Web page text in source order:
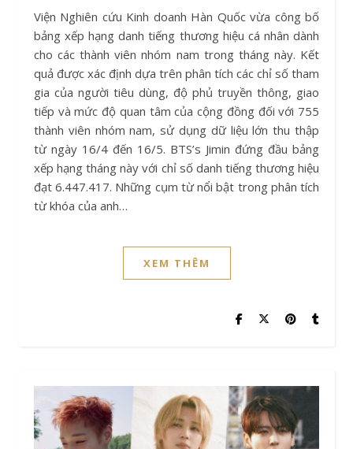
Viện Nghiên cứu Kinh doanh Hàn Quốc vừa công bố
bảng xếp hạng danh tiếng thương hiệu cá nhân dành
cho các thành viên nhóm nam trong tháng này. Kết
quả được xác định dựa trên phân tích các chỉ số tham
gia của người tiêu dùng, độ phủ truyền thông, giao
tiếp và mức độ quan tâm của cộng đồng đối với 755
thành viên nhóm nam, sử dụng dữ liệu lớn thu thập
từ ngày 16/4 đến 16/5. BTS’s Jimin đứng đầu bảng
xếp hạng tháng này với chỉ số danh tiếng thương hiệu
đạt 6.447.417. Những cụm từ nổi bật trong phân tích
từ khóa của anh…
XEM THÊM